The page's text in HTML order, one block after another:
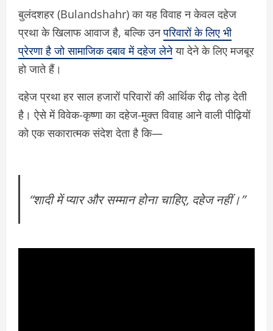
बुलंदशहर (Bulandshahr) का यह विवाह न केवल दहेज
प्रथा के खिलाफ आवाज है, बल्कि उनपरिवारों के लिए भी
प्रेरणा है जो सामाजिक दबाव में दहेज लेनेया देने के लिए मजबूर
हो जाते हैं।
दहेज प्रथा हर साल हजारों परिवारों की आर्थिक रीढ़ तोड़ देती
है। ऐसे में विवेक-कृष्णा का दहेज-मुक्त विवाह आने वाली पीढ़ियों
को एक सकारात्मक संदेश देता है कि—
“शादी में प्यार और सम्मान होना चाहिए, दहेज नहीं।”